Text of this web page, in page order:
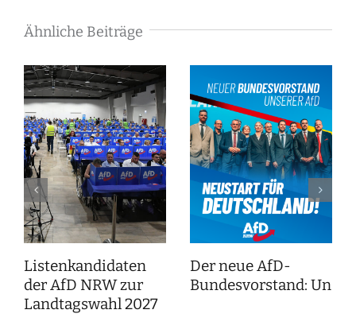
Ähnliche Beiträge
Listenkandidaten
der AfD NRW zur
Landtagswahl 2027
Der neue AfD-
Bundesvorstand: